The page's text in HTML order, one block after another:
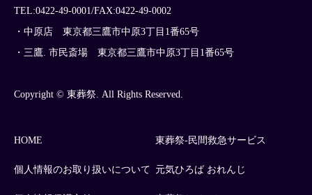
TEL:0422-49-0001/FAX:0422-49-0002
・中原店 東京都三鷹市中原3丁目1番65号
・三鷹. 市民斎場 東京都三鷹市中原3丁目1番65号
Copyright © 東葬祭. All Rights Reserved.
HOME
個人情報のお取り扱いについて
東葬祭-民間救急サービス
元気ひろば おれんじ